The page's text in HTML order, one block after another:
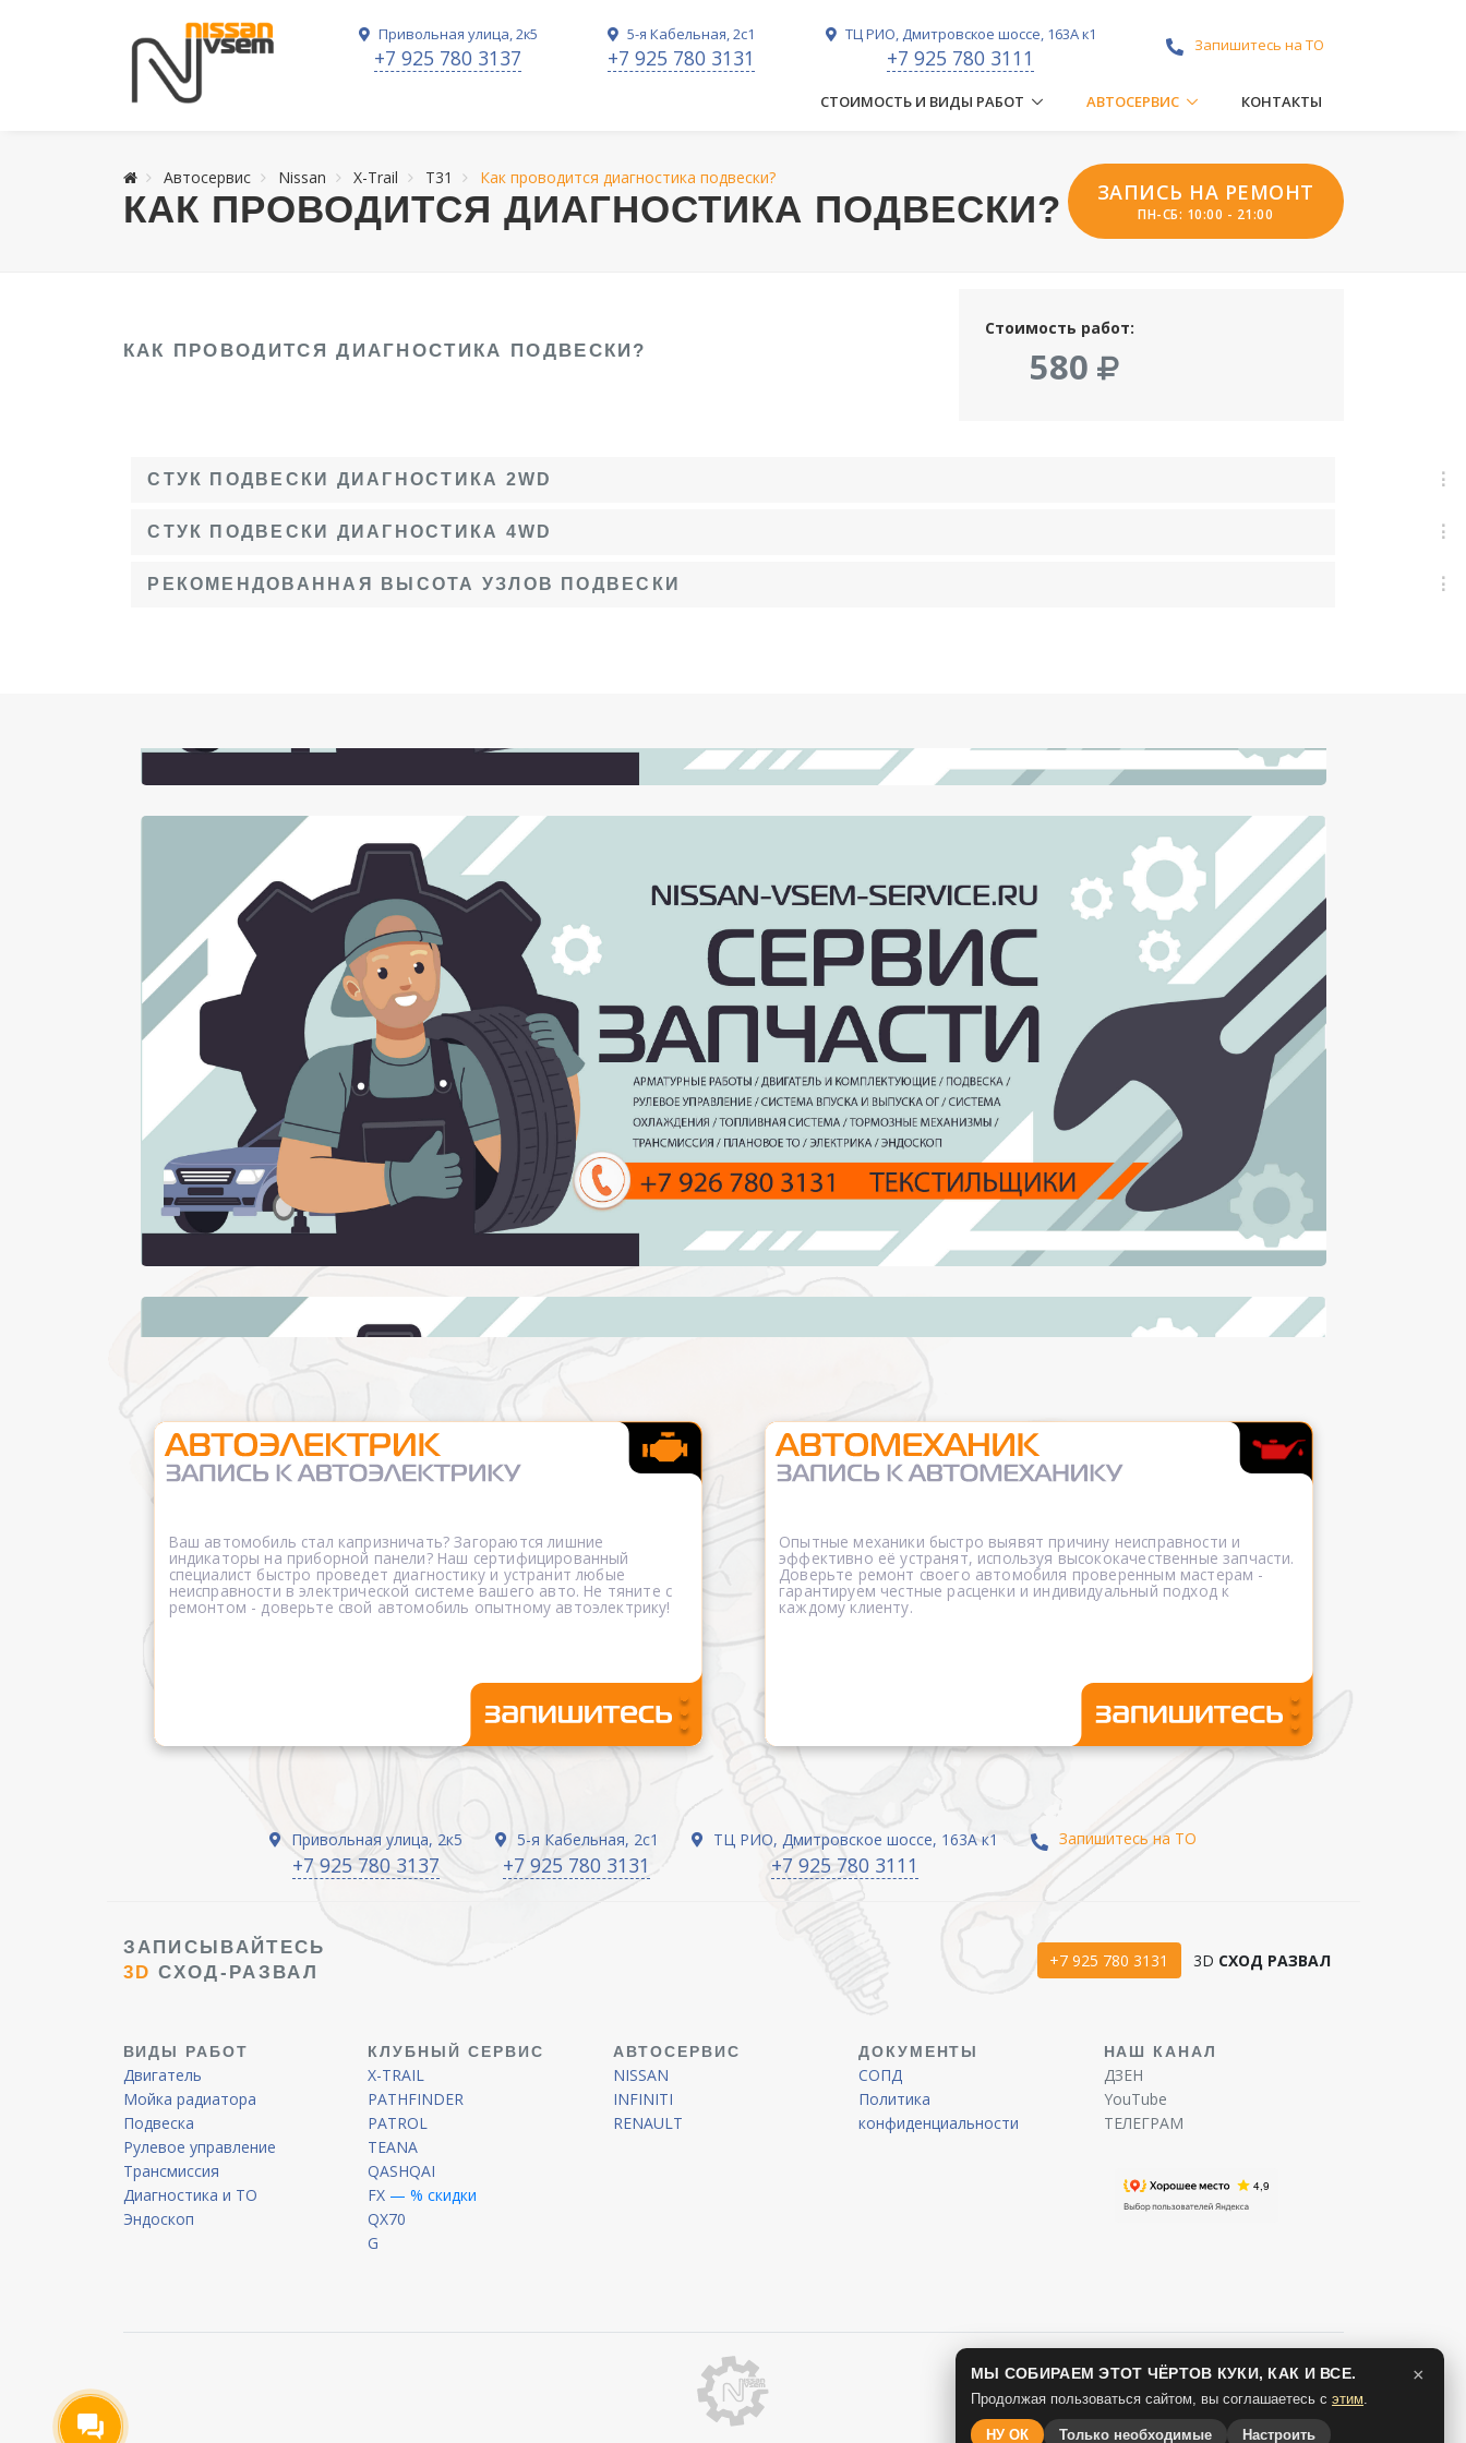
Привольная улица, 2к5
+7 925 780 3137
5-я Кабельная, 2с1
+7 925 780 3131
ТЦ РИО, Дмитровское шоссе, 163А к1
+7 925 780 3111
Запишитесь на ТО
СТОИМОСТЬ И ВИДЫ РАБОТ АВТОСЕРВИС КОНТАКТЫ
Автосервис Nissan X-Trail T31 Как проводится диагностика подвески?
КАК ПРОВОДИТСЯ ДИАГНОСТИКА ПОДВЕСКИ? ЗАПИСЬ НА РЕМОНТ
ПН-СБ: 10:00 - 21:00
КАК ПРОВОДИТСЯ ДИАГНОСТИКА ПОДВЕСКИ?
Стоимость работ:
580
СТУК ПОДВЕСКИ ДИАГНОСТИКА 2WD
СТУК ПОДВЕСКИ ДИАГНОСТИКА 4WD
РЕКОМЕНДОВАННАЯ ВЫСОТА УЗЛОВ ПОДВЕСКИ
Ваш автомобиль стал капризничать? Загораются лишние
индикаторы на приборной панели? Наш сертифицированный
специалист быстро проведет диагностику и устранит любые
неисправности в электрической системе вашего авто. Не тяните с
ремонтом - доверьте свой автомобиль опытному автоэлектрику!
Опытные механики быстро выявят причину неисправности и
эффективно её устранят, используя высококачественные запчасти.
Доверьте ремонт своего автомобиля проверенным мастерам -
гарантируем честные расценки и индивидуальный подход к
каждому клиенту.
Привольная улица, 2к5
+7 925 780 3137
5-я Кабельная, 2с1
+7 925 780 3131
ТЦ РИО, Дмитровское шоссе, 163А к1
+7 925 780 3111
Запишитесь на ТО
ЗАПИСЫВАЙТЕСЬ
3D СХОД-РАЗВАЛ
+7 925 780 3131 3D СХОД РАЗВАЛ
ВИДЫ РАБОТ
Двигатель
Мойка радиатора
Подвеска
Рулевое управление
Трансмиссия
Диагностика и ТО
Эндоскоп
КЛУБНЫЙ СЕРВИС
X-TRAIL
PATHFINDER
PATROL
TEANA
QASHQAI
FX — % скидки
QX70
G
АВТОСЕРВИС
NISSAN
INFINITI
RENAULT
ДОКУМЕНТЫ
СОПД
Политика
конфиденциальности
НАШ КАНАЛ
ДЗЕН
YouTube
ТЕЛЕГРАМ
МЫ СОБИРАЕМ ЭТОТ ЧЁРТОВ КУКИ, КАК И ВСЕ.
Продолжая пользоваться сайтом, вы соглашаетесь сэтим.
НУ ОК Только необходимые Настроить
×